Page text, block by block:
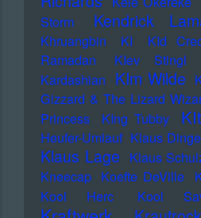
Storm
Kendrick
Khruangbin
KI KId
Ramadan
KIev Stingl
Kardashian KIm Wilde
Gizzard & The Lizard
Princess
KIng Tubby
Heufer-Umlauf Klaus
Klaus Lage Klaus
Kneecap Koefte DeVille
Kool Herc
Kool